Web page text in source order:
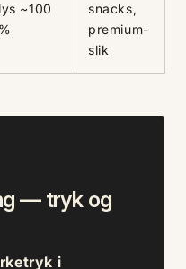
lys ~100
%
snacks,
premium-
slik
— tryk og
i